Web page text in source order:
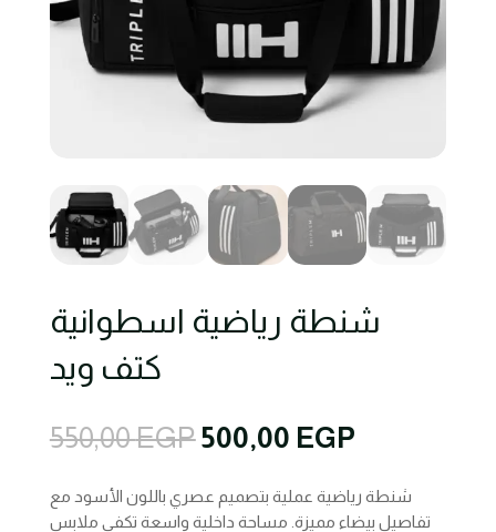
شنطة رياضية اسطوانية
كتف ويد
550,00EGP Original
price
was:
550,00 EGP.
500,00 EGPCurrent
is:
500,00
شنطة رياضية عملية بتصميم عصري باللون الأسود مع
تفاصيل بيضاء مميزة. مساحة داخلية واسعة تكفي ملابس